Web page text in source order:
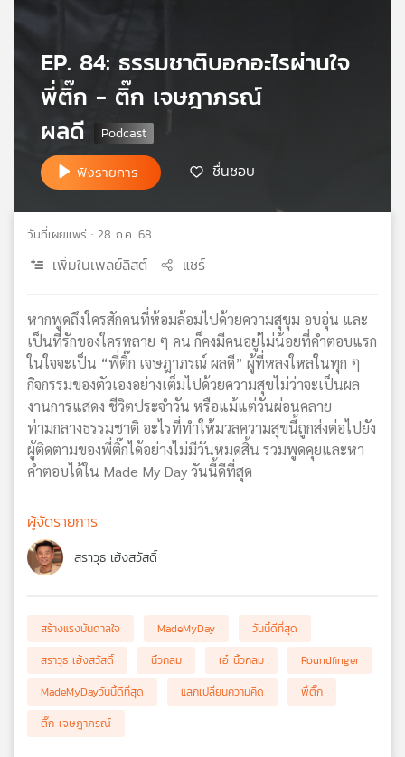
เรา
แผนที่
ข่าย
EP. 84: ธรรมชาติบอกอะไรผ่านใจ
พี่ติ๊ก - ติ๊ก เจษฎาภรณ์
ผลดี
ฟังรายการ ชื่นชอบ
วันที่เผยแพร่ : 28 ก.ค. 68
เพิ่มในเพลย์ลิสต์ แชร์
หากพูดถึงใครสักคนที่ห้อมล้อมไปด้วยความสุขุม อบอุ่น และ
เป็นที่รักของใครหลาย ๆ คน ก็คงมีคนอยู่ไม่น้อยที่คำตอบแรก
ในใจจะเป็น “พี่ติ๊ก เจษฎาภรณ์ ผลดี” ผู้ที่หลงใหลในทุก ๆ
กิจกรรมของตัวเองอย่างเต็มไปด้วยความสุขไม่ว่าจะเป็นผล
งานการแสดง ชีวิตประจำวัน หรือแม้แต่วันผ่อนคลาย
ท่ามกลางธรรมชาติ อะไรที่ทำให้มวลความสุขนี้ถูกส่งต่อไปยัง
ผู้ติดตามของพี่ติ๊กได้อย่างไม่มีวันหมดสิ้น รวมพูดคุยและหา
คำตอบได้ใน Made My Day วันนี้ดีที่สุด
ผู้จัดรายการ
สราวุธ เฮ้งสวัสดิ์
สร้างแรงบันดาลใจ MadeMyDay
วันนี้ดีที่สุด
สราวุธ เฮ้งสวัสดิ์
นิ้วกลม เอ๋ นิ้วกลม
Roundfinger
MadeMyDayวันนี้ดีที่สุด
แลกเปลี่ยนความคิด
พี่ติ๊ก
ติ๊ก เจษฎาภรณ์